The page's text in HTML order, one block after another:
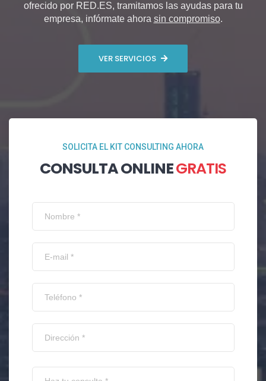
ofrecido por RED.ES, tramitamos las ayudas para tu
empresa, infórmate ahora sin compromiso.
VER SERVICIOS
SOLICITA EL KIT CONSULTING AHORA
CONSULTA ONLINEGRATIS